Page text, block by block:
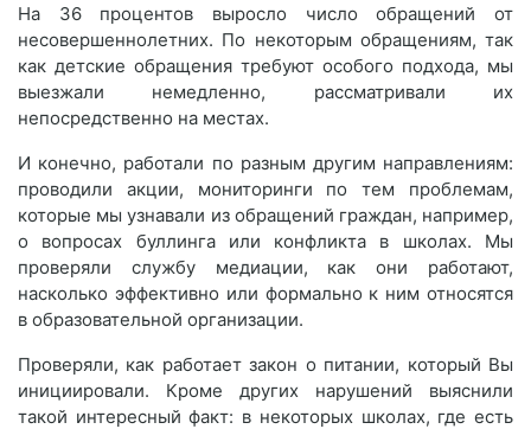
На 36 процентов выросло число обращений от
несовершеннолетних. По некоторым обращениям, так
как детские обращения требуют особого подхода, мы
выезжали немедленно, рассматривали их
непосредственно на местах.
И конечно, работали по разным другим направлениям:
проводили акции, мониторинги по тем проблемам,
которые мы узнавали из обращений граждан, например,
о вопросах буллинга или конфликта в школах. Мы
проверяли службу медиации, как они работают,
насколько эффективно или формально к ним относятся
в образовательной организации.
Проверяли, как работает закон о питании, который Вы
инициировали. Кроме других нарушений выяснили
такой интересный факт: в некоторых школах, где есть